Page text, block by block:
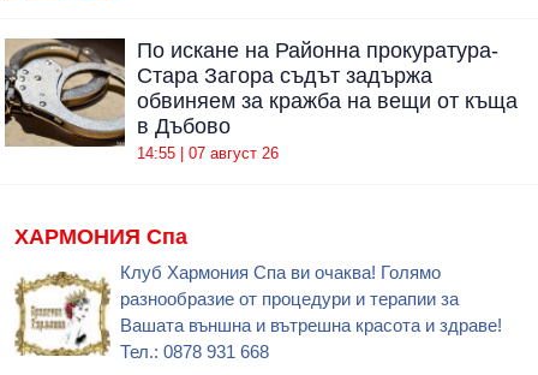
По искане на Районна прокуратура-
Стара Загора съдът задържа
обвиняем за кражба на вещи от къща
в Дъбово
14:55 | 07 август 26
ХАРМОНИЯ Спа
Клуб Хармония Спа ви очаква! Голямо
разнообразие от процедури и терапии за
Вашата външна и вътрешна красота и здраве!
Тел.: 0878 931 668